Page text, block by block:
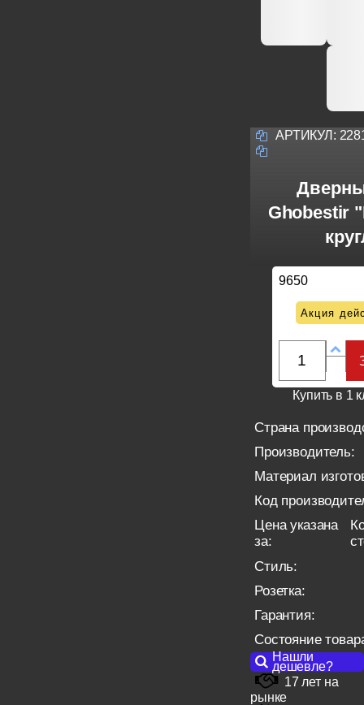
АРТИКУЛ:
Ghobestir
9650
Акция
Купить в 1
Страна
Производитель:
Материал
Код
Цена указана
за:
Стиль:
Розетка:
Гарантия:
Состояние
Нашли
дешевле?
17 лет на
рынке